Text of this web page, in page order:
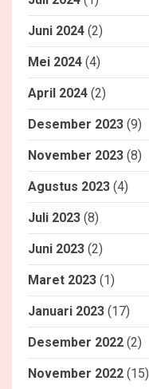
Juni 2024 (2)
Mei 2024 (4)
April 2024 (2)
Desember 2023 (9)
November 2023 (8)
Agustus 2023 (4)
Juli 2023 (8)
Juni 2023 (2)
Maret 2023 (1)
Januari 2023 (17)
Desember 2022 (2)
November 2022 (15)